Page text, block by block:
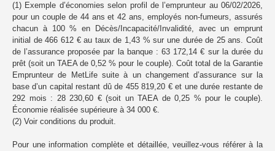
(1) Exemple d’économies selon profil de l’emprunteur au 06/02/2026,
pour un couple de 44 ans et 42 ans, employés non-fumeurs, assurés
chacun à 100 % en Décès/Incapacité/Invalidité, avec un emprunt
initial de 466 612 € au taux de 1,43 % sur une durée de 25 ans. Coût
de l’assurance proposée par la banque : 63 172,14 € sur la durée du
prêt (soit un TAEA de 0,52 % pour le couple). Coût total de la Garantie
Emprunteur de MetLife suite à un changement d’assurance sur la
base d’un capital restant dû de 455 819,20 € et une durée restante de
292 mois : 28 230,60 € (soit un TAEA de 0,25 % pour le couple).
Économie réalisée supérieure à 34 000 €.
(2) Voir conditions du produit.
Pour une information complète et détaillée, veuillez-vous référer à la